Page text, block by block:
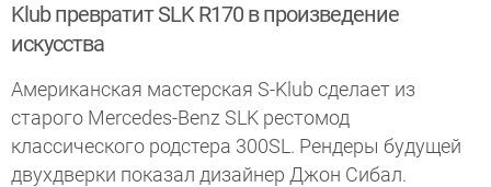
Klub превратит SLK R170 в произведение
искусства
Американская мастерская S-Klub сделает из
старого Mercedes-Benz SLK рестомод
классического родстера 300SL. Рендеры будущей
двухдверки показал дизайнер Джон Сибал.